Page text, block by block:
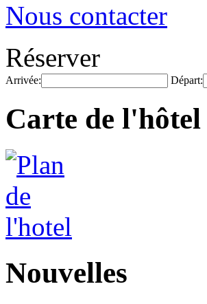
Nous contacter
Réserver
Arrivée: Départ:
Carte de l'hôtel
Nouvelles